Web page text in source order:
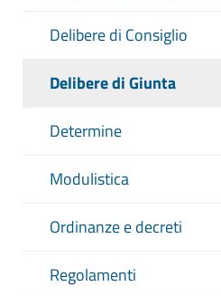
Delibere di Consiglio
Delibere di Giunta
Determine
Modulistica
Ordinanze e decreti
Regolamenti